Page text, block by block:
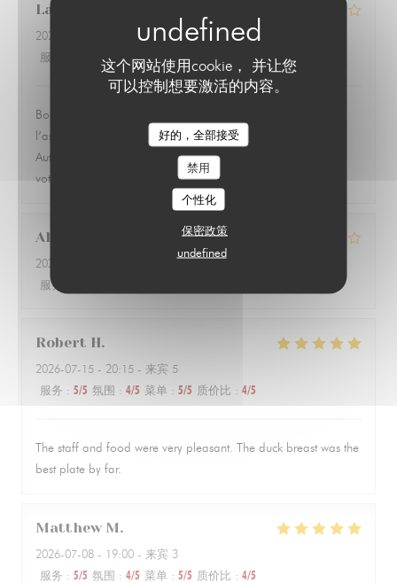
这个网站使用cookie， 并让您
可以控制想要激活的内容。
好的，全部接受
禁用
个性化
保密政策
undefined
Laurent
2026-07-13
- 19:30 - 来宾 1
服务
氛围 /5 菜单: 3/5 质价比 /5
Bon petit restaurant un peu cher pour ce qu’il y a dans
l’assiette. J’ai trouvé qu’il y avait peu d’accompagnement.
Autrement l’accueil et le personnel sont très sympathique et à
votre disposition
Alix
2026-07-10
- 21:00 - 来宾 2
服务
Robert H
2026-07-15 - 20:15 - 来宾 5
服务 : 5/5 氛围 : 4/5 菜单 : 5/5 质价比 : 4/5
The staff and food were very pleasant. The duck breast was the
best plate by far.
Matthew M
2026-07-08 - 19:00 - 来宾 3
服务 : 5/5 氛围 : 4/5 菜单 : 5/5 质价比 : 4/5
LE PARIS 17